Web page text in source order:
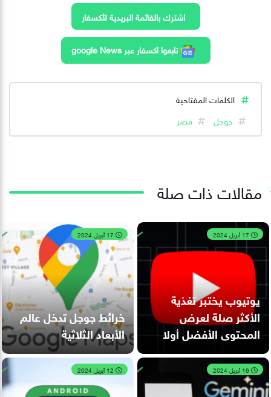
اشترك بالقائمة البريدية لأكسفار
تابعوا اكسفار عبر google News
الكلمات المفتاحية
جوجل
مصر
مقالات ذات صلة
يوتيوب يختبر تغذية
الأكثر صلة لعرض
المحتوى الأفضل أولا
خرائط جوجل تدخل عالم
الأبعاد الثلاثية